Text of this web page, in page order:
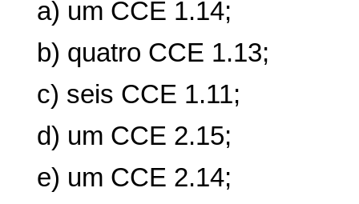
a) um CCE 1.14;
b) quatro CCE 1.13;
c) seis CCE 1.11;
d) um CCE 2.15;
e) um CCE 2.14;